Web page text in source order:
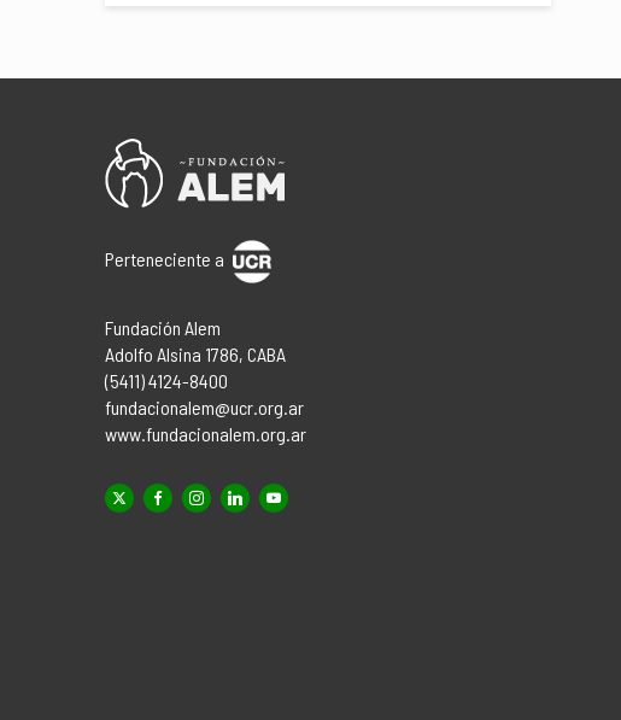
Perteneciente a
Fundación Alem
Adolfo Alsina 1786, CABA
(5411) 4124-8400
fundacionalem@ucr.org.ar
www.fundacionalem.org.ar